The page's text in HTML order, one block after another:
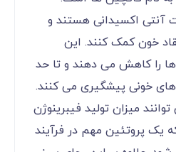
آنتی اکسیدانی هستند و
خون کمک کنند. این
را کاهش می دهند و تا حد
خونی پیشگیری می کنند.
میزان تولید فیبرینوژن
یک پروتئین مهم در فرآیند